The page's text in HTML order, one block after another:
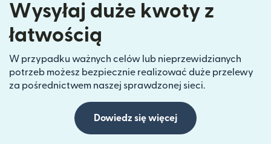
Wysyłaj duże kwoty z
łatwością
W przypadku ważnych celów lub nieprzewidzianych
potrzeb możesz bezpiecznie realizować duże przelewy
za pośrednictwem naszej sprawdzonej sieci.
Dowiedz się więcej